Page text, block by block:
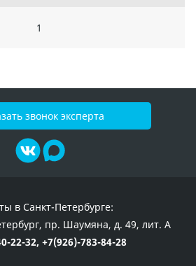
1
звонок эксперта
в Санкт-Петербурге:
пр. Шаумяна, д. 49, лит. А
22-32, +7(926)-783-84-28